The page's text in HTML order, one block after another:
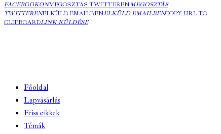
FACEBOOKONMEGOSZTÁS TWITTERENMEGOSZTÁS
TWITTERENELKÜLD EMAILBENELKÜLD EMAILBENCOPY URL TO
CLIPBOARDLINK KÜLDÉSE
Főoldal
Lapvásárlás
Friss cikkek
Témák